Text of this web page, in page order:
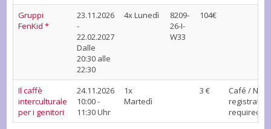
Gruppi
FenKid *
23.11.2026
-
22.02.2027
Dalle
20:30 alle
22:30
4x Lunedì
8209-
26-I-
W33
104€
Il caffè
interculturale
per i genitori
24.11.2026
10:00 -
11:30 Uhr
1x
Martedì
3 €
Café / No
registration
required